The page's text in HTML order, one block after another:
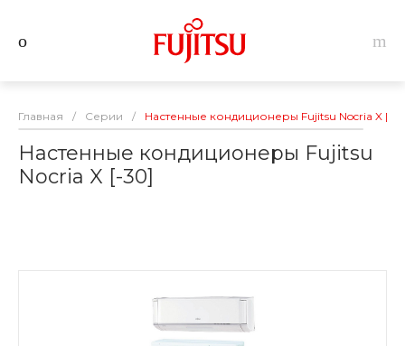
Главная / Серии / Настенные кондиционеры Fujitsu Nocria X [-
Настенные кондиционеры Fujitsu
Nocria X [-30]